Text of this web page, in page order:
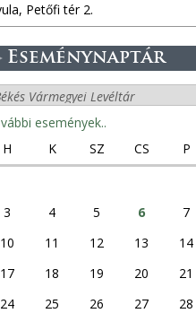
Petőfi tér 2.
Eseménynaptár
események..
H
K SZ CS P
3
4 5 6 7
10
11 12 13 14
17
18 19 20 21
24
25 26 27 28